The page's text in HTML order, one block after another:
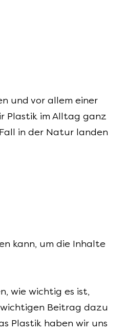
und vor allem einer
Plastik im Alltag ganz
in der Natur landen
kann, um die Inhalte
wie wichtig es ist,
Beitrag dazu
Plastik haben wir uns